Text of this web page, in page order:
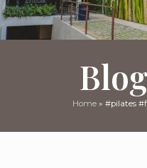
Home » #pilates